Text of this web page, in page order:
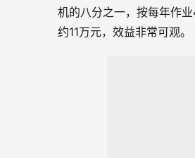
机的八分之一，按每年作
约11万元，效益非常可观。